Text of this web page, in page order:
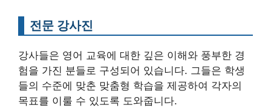
전문 강사진
강사들은 영어 교육에 대한 깊은 이해와 풍부한 경
험을 가진 분들로 구성되어 있습니다. 그들은 학생
들의 수준에 맞춘 맞춤형 학습을 제공하여 각자의
목표를 이룰 수 있도록 도와줍니다.